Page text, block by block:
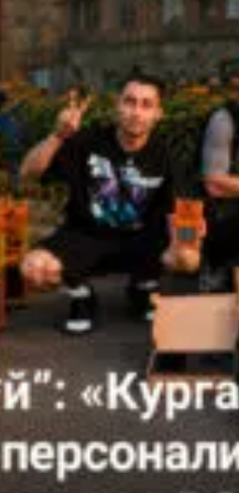
кількох годин
Показати
номер
заказ принят
прийнята